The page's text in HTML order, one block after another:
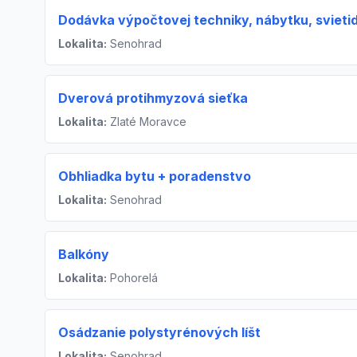
Dodávka výpočtovej techniky, nábytku,
Lokalita: Senohrad
Dverová protihmyzová sieťka
Lokalita: Zlaté Moravce
Obhliadka bytu + poradenstvo
Lokalita: Senohrad
Balkóny
Lokalita: Pohorelá
Osádzanie polystyrénových líšt